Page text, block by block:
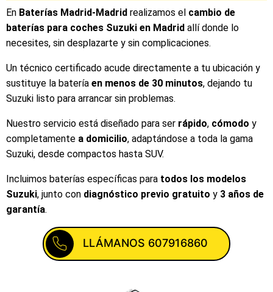
En Baterías Madrid-Madrid realizamos el cambio de
baterías para coches Suzuki en Madrid allí donde lo
necesites, sin desplazarte y sin complicaciones.
Un técnico certificado acude directamente a tu ubicación y
sustituye la batería en menos de 30 minutos, dejando tu
Suzuki listo para arrancar sin problemas.
Nuestro servicio está diseñado para ser rápido, cómodo y
completamente a domicilio, adaptándose a toda la gama
Suzuki, desde compactos hasta SUV.
Incluimos baterías específicas para todos los modelos
Suzuki, junto con diagnóstico previo gratuito y 3 años de
garantía.
LLÁMANOS 607916860